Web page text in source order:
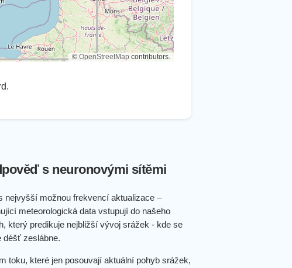
© OpenStreetMap contributors.
s neuronovými sítěmi
nejvyšší možnou frekvencí aktualizace –
meteorologická data vstupují do našeho
který predikuje nejbližší vývoj srážek - kde se
déšť zeslábne.
toku, které jen posouvají aktuální pohyb srážek,